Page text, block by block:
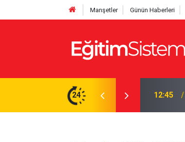
Manşetler Günün Haberleri
24
Belli Oldu: İki Program 500 Puanla
12:45